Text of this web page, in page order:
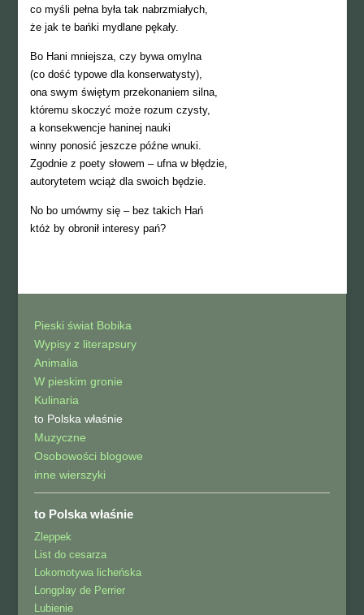
co myśli pełna była tak nabrzmiałych,
że jak te bańki mydlane pękały.
Bo Hani mniejsza, czy bywa omylna
(co dość typowe dla konserwatysty),
ona swym świętym przekonaniem silna,
któremu skoczyć może rozum czysty,
a konsekwencje haninej nauki
winny ponosić jeszcze późne wnuki.
Zgodnie z poety słowem – ufna w błędzie,
autorytetem wciąż dla swoich będzie.
No bo umówmy się – bez takich Hań
któż by obronił interesy pań?
Pieski świat Bobika
Wypisy z literapsury
Animalia
W pieskim gronie
Kulinaria
to Polska właśnie
Muzyczne
Osobowości blogowe
inne wierszyki
to Polska właśnie
Zleppek
List do cesarza
Lokomotywa licheńska
Longplay de Perrier
Lubienie